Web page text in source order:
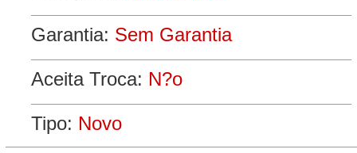
Garantia: Sem Garantia
Aceita Troca: N?o
Tipo: Novo